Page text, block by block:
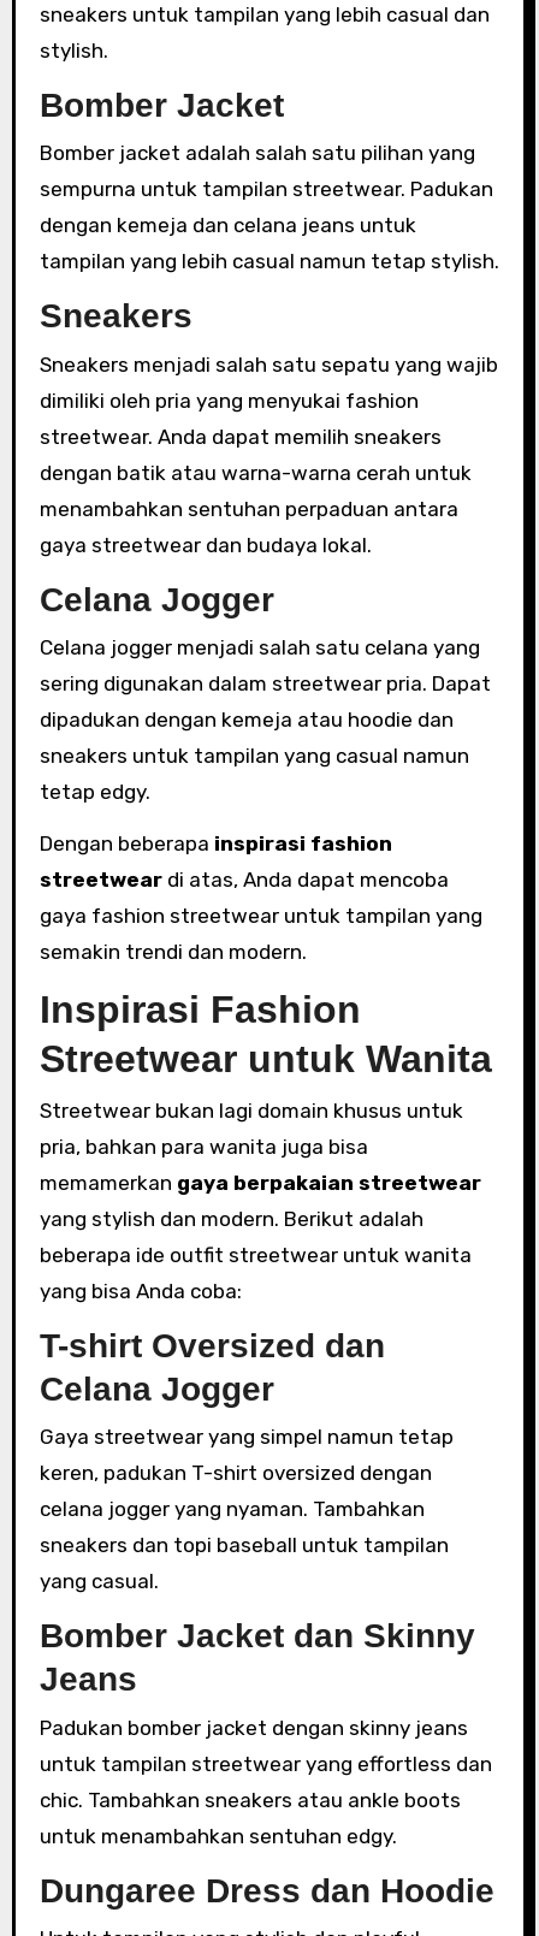
sneakers untuk tampilan yang lebih casual dan
stylish.
Bomber Jacket
Bomber jacket adalah salah satu pilihan yang
sempurna untuk tampilan streetwear. Padukan
dengan kemeja dan celana jeans untuk
tampilan yang lebih casual namun tetap stylish.
Sneakers
Sneakers menjadi salah satu sepatu yang wajib
dimiliki oleh pria yang menyukai fashion
streetwear. Anda dapat memilih sneakers
dengan batik atau warna-warna cerah untuk
menambahkan sentuhan perpaduan antara
gaya streetwear dan budaya lokal.
Celana Jogger
Celana jogger menjadi salah satu celana yang
sering digunakan dalam streetwear pria. Dapat
dipadukan dengan kemeja atau hoodie dan
sneakers untuk tampilan yang casual namun
tetap edgy.
Dengan beberapa inspirasi fashion
streetweardi atas, Anda dapat mencoba
gaya fashion streetwear untuk tampilan yang
semakin trendi dan modern.
Inspirasi Fashion
Streetwear untuk Wanita
Streetwear bukan lagi domain khusus untuk
pria, bahkan para wanita juga bisa
memamerkan gaya berpakaian streetwear
yang stylish dan modern. Berikut adalah
beberapa ide outfit streetwear untuk wanita
yang bisa Anda coba:
T-shirt Oversized dan
Celana Jogger
Gaya streetwear yang simpel namun tetap
keren, padukan T-shirt oversized dengan
celana jogger yang nyaman. Tambahkan
sneakers dan topi baseball untuk tampilan
yang casual.
Bomber Jacket dan Skinny
Jeans
Padukan bomber jacket dengan skinny jeans
untuk tampilan streetwear yang effortless dan
chic. Tambahkan sneakers atau ankle boots
untuk menambahkan sentuhan edgy.
Dungaree Dress dan Hoodie